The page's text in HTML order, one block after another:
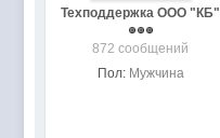
Техподдержка ООО "КБ"
872 сообщений
Пол: Мужчина